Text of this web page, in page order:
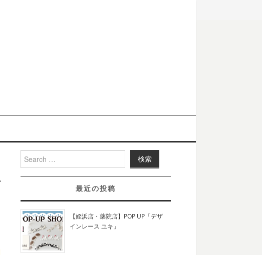
Search for:
最近の投稿
【姪浜店・薬院店】POP UP「デザ
インレース ユキ」